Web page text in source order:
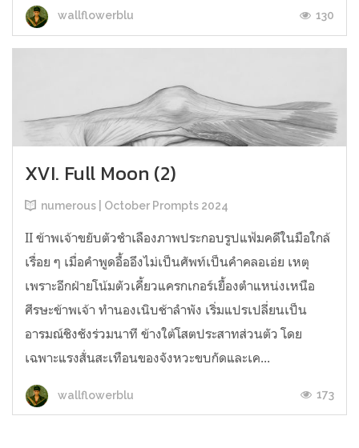
wallflowerblu 130
XVI. Full Moon (2)
numerous | October Prompts 2024
II ข้าพเจ้าขยับตัวชำเลืองภาพประกอบรูปแฟ้มคดีในมือใกล้
เรื่อย ๆ เมื่อคำพูดอื้ออึงไม่เป็นศัพท์เป็นคำคลอเอ่ย เหตุ
เพราะอีกฝ่ายโน้มตัวเคี้ยวแครกเกอร์เยื้องตำแหน่งเหนือ
ศีรษะข้าพเจ้า ทำนองเนิบช้าลำพัง เริ่มแปรเปลี่ยนเป็น
อารมณ์ชิงชังร่วมนาที ข้างใต้โสตประสาทส่วนตัว โดย
เฉพาะแรงสั่นสะเทือนของจังหวะขบกัดและเค...
wallflowerblu 173